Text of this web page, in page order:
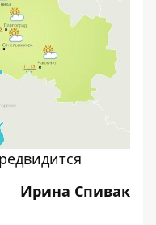
Ирина Спивак